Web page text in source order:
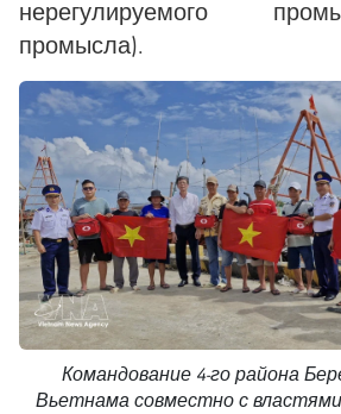
нерегулируемого
промысла).
Командование 4-го района
Вьетнама совместно с